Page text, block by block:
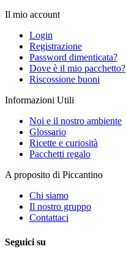
Il mio account
Login
Registrazione
Password dimenticata?
Dove è il mio pacchetto?
Riscossione buoni
Informazioni Utili
Noi e il nostro ambiente
Glossario
Ricette e curiosità
Pacchetti regalo
A proposito di Piccantino
Chi siamo
Il nostro gruppo
Contattaci
Seguici su